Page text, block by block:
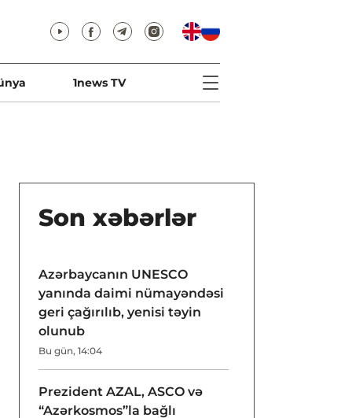
1news TV
Son xəbərlər
Azərbaycanın UNESCO
yanında daimi nümayəndəsi
geri çağırılıb, yenisi təyin
olunub
Bu gün, 14:04
Prezident AZAL, ASCO və
“Azərkosmos”la bağlı